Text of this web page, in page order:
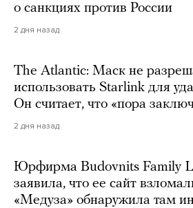
о санкциях против России
2 дня назад
The Atlantic: Маск не
использовать Starlink для
Он считает, что «пора
2 дня назад
Юрфирма Budovnits Family
заявила, что ее сайт
«Медуза» обнаружила там